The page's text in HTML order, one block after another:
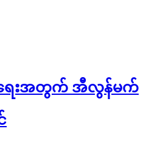
ေးအတွက် အီလွန်မက်